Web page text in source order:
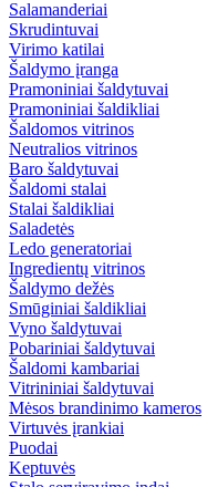
Salamanderiai
Skrudintuvai
Virimo katilai
Šaldymo įranga
Pramoniniai šaldytuvai
Pramoniniai šaldikliai
Šaldomos vitrinos
Neutralios vitrinos
Baro šaldytuvai
Šaldomi stalai
Stalai šaldikliai
Saladetės
Ledo generatoriai
Ingredientų vitrinos
Šaldymo dežės
Smūginiai šaldikliai
Vyno šaldytuvai
Pobariniai šaldytuvai
Šaldomi kambariai
Vitrininiai šaldytuvai
Mėsos brandinimo kameros
Virtuvės įrankiai
Puodai
Keptuvės